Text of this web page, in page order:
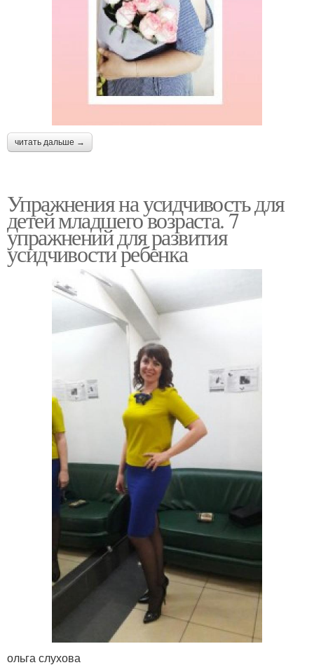
читать дальше →
Упражнения на усидчивость для
детей младшего возраста. 7
упражнений для развития
усидчивости ребенка
ольга слухова